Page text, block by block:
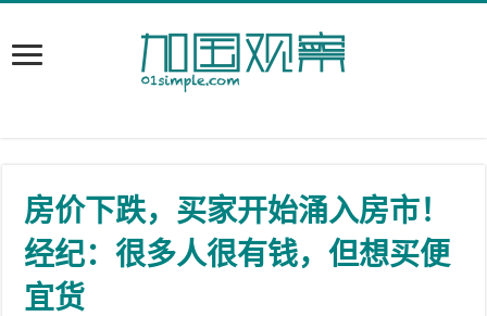
房价下跌，买家开始涌入房市！
经纪：很多人很有钱，但想买便
宜货